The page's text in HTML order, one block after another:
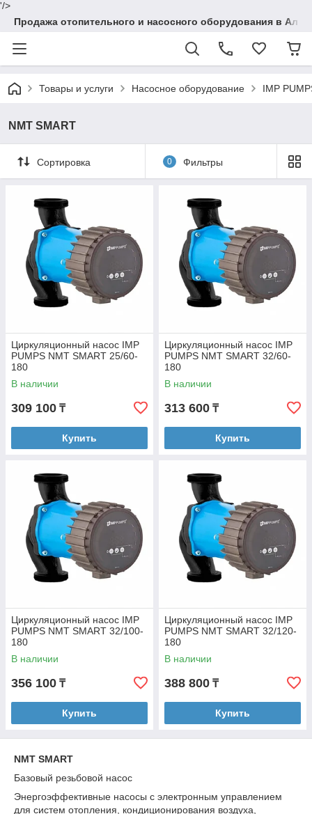
'/>
Продажа отопительного и насосного оборудования в
Товары и услуги Насосное оборудование IMP
NMT SMART
Сортировка 0 Фильтры
Циркуляционный насос IMP
PUMPS NMT SMART 25/60-
180
В наличии
309 100 ₸
Купить
Циркуляционный насос IMP
PUMPS NMT SMART 32/60-
180
В наличии
313 600 ₸
Купить
Циркуляционный насос IMP
PUMPS NMT SMART 32/100-
180
В наличии
356 100 ₸
Купить
Циркуляционный насос IMP
PUMPS NMT SMART 32/120-
180
В наличии
388 800 ₸
Купить
NMT SMART
Базовый резьбовой насос
Энергоэффективные насосы с электронным управлением
для систем отопления, кондиционирования воздуха,